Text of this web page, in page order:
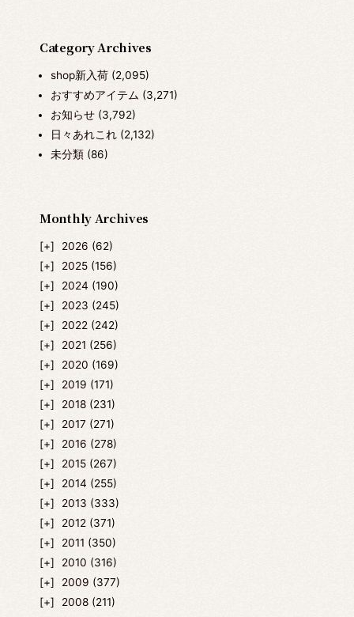
Category Archives
shop新入荷(2,095)
おすすめアイテム (3,271)
お知らせ(3,792)
日々あれこれ(2,132)
未分類(86)
Monthly Archives
2026 (62)
2025 (156)
2024 (190)
2023 (245)
2022 (242)
2021 (256)
2020 (169)
2019 (171)
2018 (231)
2017 (271)
2016 (278)
2015 (267)
2014 (255)
2013 (333)
2012 (371)
2011 (350)
2010 (316)
2009 (377)
2008 (211)